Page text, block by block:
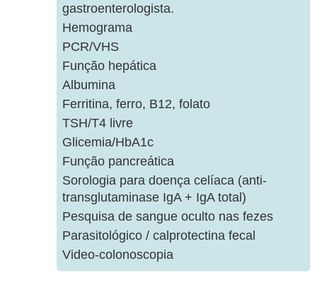
gastroenterologista.
Hemograma
PCR/VHS
Função hepática
Albumina
Ferritina, ferro, B12, folato
TSH/T4 livre
Glicemia/HbA1c
Função pancreática
Sorologia para doença celíaca (anti-
transglutaminase IgA + IgA total)
Pesquisa de sangue oculto nas fezes
Parasitológico / calprotectina fecal
Video-colonoscopia